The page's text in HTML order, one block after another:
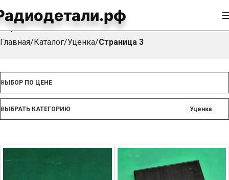
Уценка
Главная Каталог Уценка Страница 3
ВЫБОР ПО ЦЕНЕ
ВЫБРАТЬ КАТЕГОРИЮ Уценка